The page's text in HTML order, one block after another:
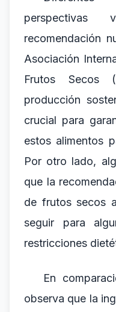
perspectivas
recomendación
Asociación
Frutos Secos
producción
crucial para
estos alimentos
Por otro lado,
que la
de frutos secos
seguir para
restricciones
En
observa que la